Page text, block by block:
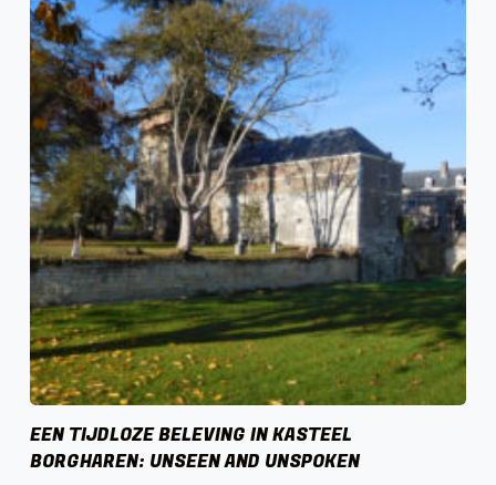
EEN TIJDLOZE BELEVING IN KASTEEL
BORGHAREN: UNSEEN AND UNSPOKEN